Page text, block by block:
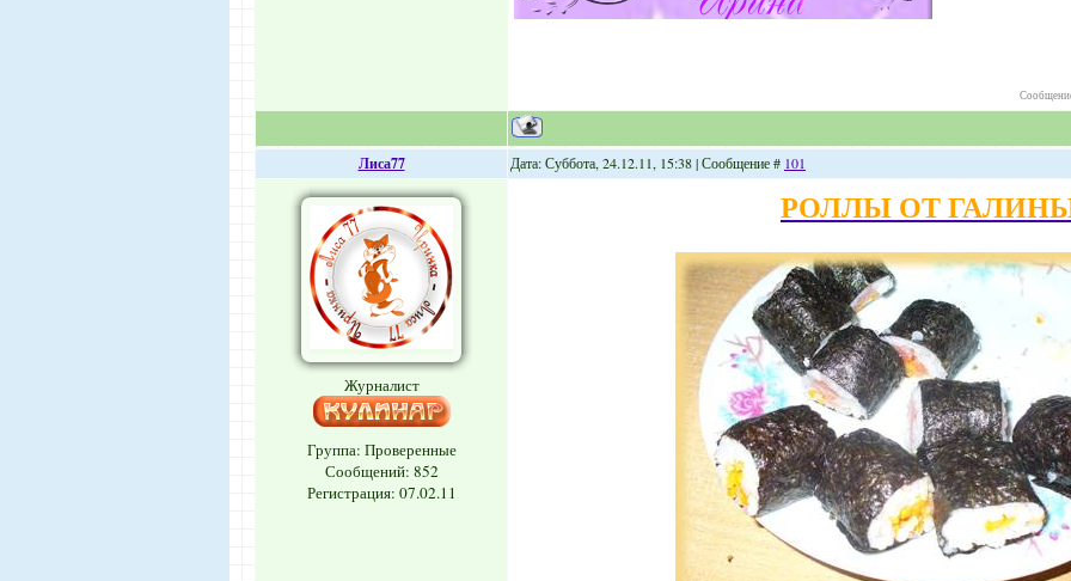
Лиса77 Дата: Суббота, 24.12.11, 15:38 | Сообщение # 101
Журналист
Группа: Проверенные
Сообщений: 852
Регистрация: 07.02.11
РОЛЛЫ ОТ